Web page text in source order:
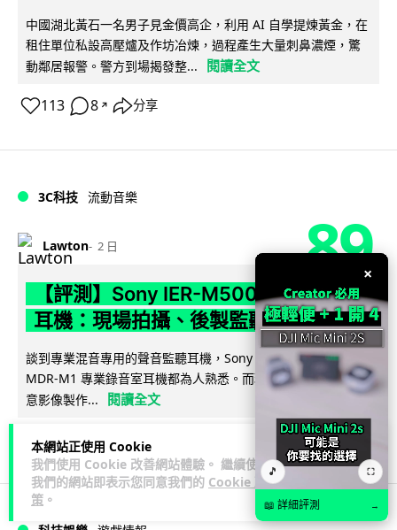
本網站正使用 Cookie
我們使用 Cookie 改善網站體驗。 繼續使用
我們的網站即表示您同意我們的 Cookie 政
策 。
中國湖北黃石一名男子見金價高企，利用 AI 自學提煉黃金，在
租住單位私設高壓爐及作坊冶煉，過程產生大量刺鼻濃煙，驚
動鄰居報警。警方到場揭發整...
閱讀全文
113 8 ↗ 分享
3C科技 流動音樂
Lawton 2 日 89
【評測】Sony IER-M500 入耳式監聽
耳機：現場拍攝、後製監聽與人聲利器
談到專業混音專用的聲音監聽耳機，Sony 經典 MDR-7506 到
MDR-M1 專業錄音室耳機都為人熟悉。而現在舞台製作者與創
意影像製作...
閱讀全文
39 5↗ 分享
×
🎵 ⛶
📖 詳細評測 →